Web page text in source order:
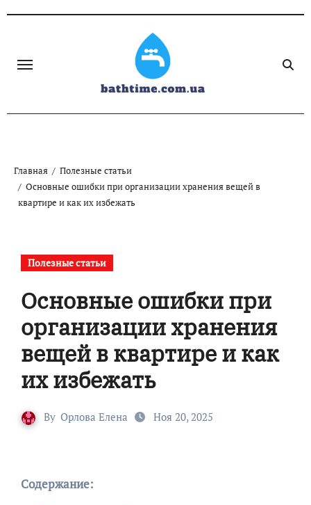
Главная
Полезные статьи
Основные ошибки при организации хранения вещей в
квартире и как их избежать
Полезные статьи
Основные ошибки при
организации хранения
вещей в квартире и как
их избежать
By Орлова Елена Ноя 20, 2025
Содержание: